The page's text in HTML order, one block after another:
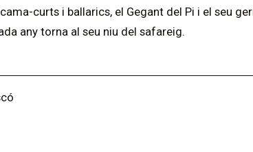
curts i ballarics, el Gegant del Pi i el seu
any torna al seu niu del safareig.